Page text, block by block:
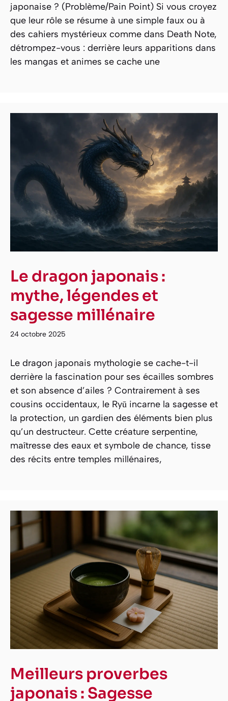
japonaise ? (Problème/Pain Point) Si vous croyez
que leur rôle se résume à une simple faux ou à
des cahiers mystérieux comme dans Death Note,
détrompez-vous : derrière leurs apparitions dans
les mangas et animes se cache une
Le dragon japonais :
mythe, légendes et
sagesse millénaire
24 octobre 2025
Le dragon japonais mythologie se cache-t-il
derrière la fascination pour ses écailles sombres
et son absence d’ailes ? Contrairement à ses
cousins occidentaux, le Ryū incarne la sagesse et
la protection, un gardien des éléments bien plus
qu’un destructeur. Cette créature serpentine,
maîtresse des eaux et symbole de chance, tisse
des récits entre temples millénaires,
Meilleurs proverbes
japonais : Sagesse